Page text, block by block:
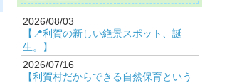
2026/08/03
【📍利賀の新しい絶景スポット、誕
生。】
2026/07/16
【利賀村だからできる自然保育という